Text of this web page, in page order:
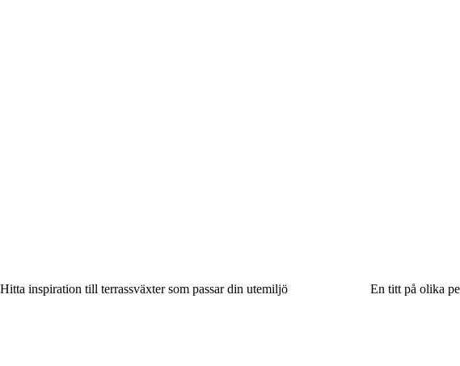
Hitta inspiration till terrassväxter som passar din utemiljö En titt på olika